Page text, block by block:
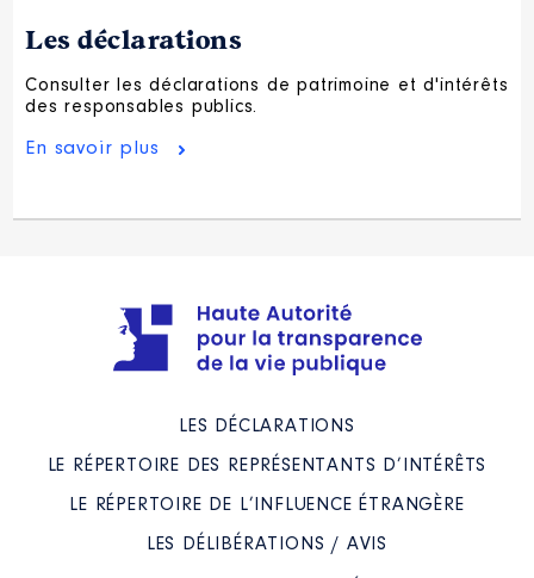
Les déclarations
Consulter les déclarations de patrimoine et d'intérêts
des responsables publics.
En savoir plus
LES DÉCLARATIONS
LE RÉPERTOIRE DES REPRÉSENTANTS D’INTÉRÊTS
LE RÉPERTOIRE DE L’INFLUENCE ÉTRANGÈRE
LES DÉLIBÉRATIONS / AVIS